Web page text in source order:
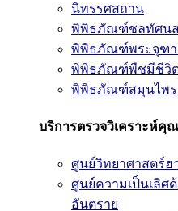
นิทรรศสถาน
พิพิธภัณฑ์ชลทัศน
พิพิธภัณฑ์พระจุฑา
พิพิธภัณฑ์พืชมีชีวิ
พิพิธภัณฑ์สมุนไพร
บริการตรวจวิเคราะห์คุ
ศูนย์วิทยาศาสตร์ฮ
ศูนย์ความเป็นเลิศ
อันตราย